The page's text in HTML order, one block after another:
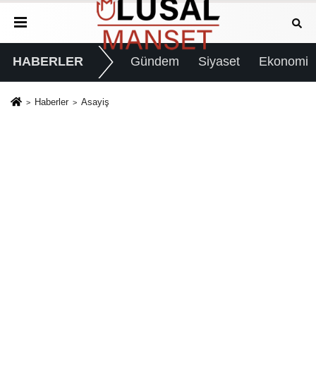
HABERLER Gündem Siyaset Ekonomi
Haberler Asayiş